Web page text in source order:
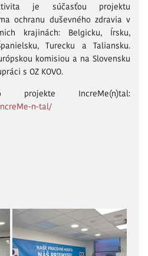
je súčasťou projektu
ochranu duševného zdravia v
krajinách: Belgicku, Írsku,
Turecku a Taliansku.
komisiou a na Slovensku
s OZ KOVO.
IncreMe(n)tal:
n-tal/